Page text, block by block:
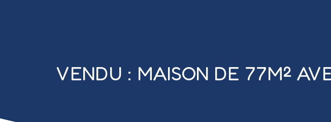
VENDU : MAISON DE 77M²